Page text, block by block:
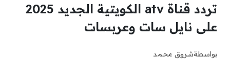
تردد قناة atv الكويتية الجديد 2025
على نايل سات وعربسات
بواسطةشروق محمد